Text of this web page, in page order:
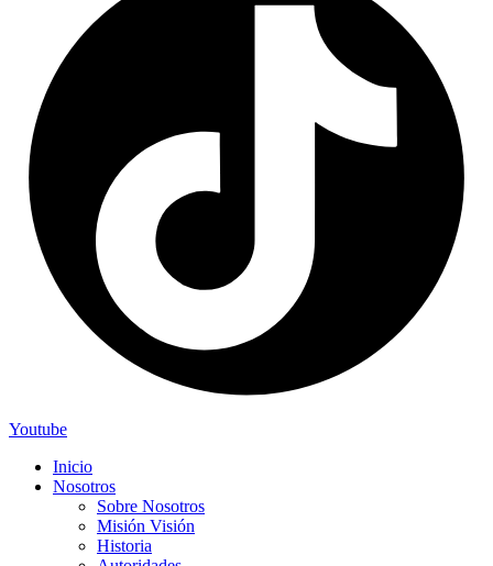
Youtube
Inicio
Nosotros
Sobre Nosotros
Misión Visión
Historia